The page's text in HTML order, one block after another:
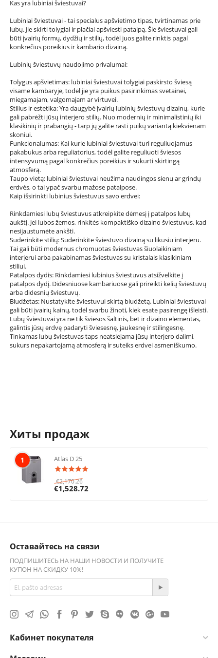
Kas yra lubiniai šviestuvai?
Lubiniai šviestuvai - tai specialus apšvietimo tipas, tvirtinamas prie
lubų. Jie skirti tolygiai ir plačiai apšviesti patalpą. Šie šviestuvai gali
būti įvairių formų, dydžių ir stilių, todėl juos galite rinktis pagal
konkrečius poreikius ir kambario dizainą.
Lubinių šviestuvų naudojimo privalumai:
Tolygus apšvietimas: lubiniai šviestuvai tolygiai paskirsto šviesą
visame kambaryje, todėl jie yra puikus pasirinkimas svetainei,
miegamajam, valgomajam ar virtuvei.
Stilius ir estetika: Yra daugybė įvairių lubinių šviestuvų dizainų, kurie
gali pabrėžti jūsų interjero stilių. Nuo modernių ir minimalistinių iki
klasikinių ir prabangių - tarp jų galite rasti puikų variantą kiekvienam
skoniui.
Funkcionalumas: Kai kurie lubiniai šviestuvai turi reguliuojamus
pakabukus arba reguliatorius, todėl galite reguliuoti šviesos
intensyvumą pagal konkrečius poreikius ir sukurti skirtingą
atmosferą.
Taupo vietą: lubiniai šviestuvai neužima naudingos sienų ar grindų
erdvės, o tai ypač svarbu mažose patalpose.
Kaip išsirinkti lubinius šviestuvus savo erdvei:
Rinkdamiesi lubų šviestuvus atkreipkite dėmesį į patalpos lubų
aukštį. Jei lubos žemos, rinkitės kompaktiško dizaino šviestuvus, kad
nesijaustumėte ankšti.
Suderinkite stilių: Suderinkite šviestuvo dizainą su likusiu interjeru.
Tai gali būti modernus chromuotas šviestuvas šiuolaikiniam
interjerui arba pakabinamas šviestuvas su kristalais klasikiniam
stiliui.
Patalpos dydis: Rinkdamiesi lubinius šviestuvus atsižvelkite į
patalpos dydį. Didesniuose kambariuose gali prireikti kelių šviestuvų
arba didesnių šviestuvų.
Biudžetas: Nustatykite šviestuvui skirtą biudžetą. Lubiniai šviestuvai
gali būti įvairių kainų, todėl svarbu žinoti, kiek esate pasirengę išleisti.
Lubų šviestuvai yra ne tik šviesos šaltinis, bet ir dizaino elementas,
galintis jūsų erdvę padaryti šviesesnę, jaukesnę ir stilingesnę.
Tinkamas lubų šviestuvas taps neatsiejama jūsų interjero dalimi,
sukurs nepakartojamą atmosferą ir suteiks erdvei asmeniškumo.
Хиты продаж
1 Atlas D 25
€2,170.26
€1,528.72
Оставайтесь на связи
ПОДПИШИТЕСЬ НА НАШИ НОВОСТИ И ПОЛУЧИТЕ
КУПОН НА СКИДКУ 10%!
Кабинет покупателя